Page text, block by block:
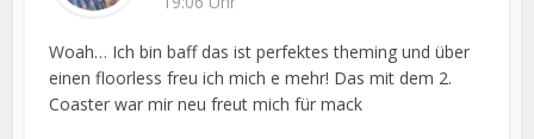
Woah… Ich bin baff das ist perfektes theming und über
einen floorless freu ich mich e mehr! Das mit dem 2.
Coaster war mir neu freut mich für mack